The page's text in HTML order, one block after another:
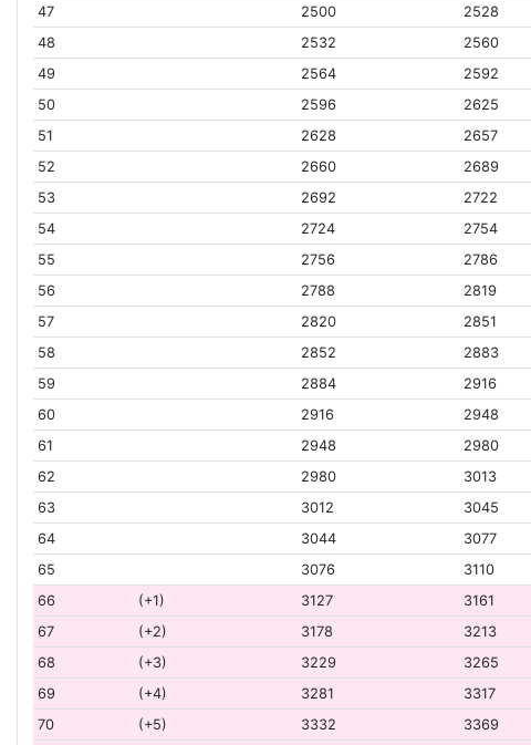
47
2500 2528
48
2532 2560
49
2564 2592
50
2596 2625
51
2628 2657
52
2660 2689
53
2692 2722
54
2724 2754
55
2756 2786
56
2788 2819
57
2820 2851
58
2852 2883
59
2884 2916
60
2916 2948
61
2948 2980
62
2980 3013
63
3012 3045
64
3044 3077
65
3076 3110
66
(+1) 3127 3161
67
(+2) 3178 3213
68
(+3) 3229 3265
69
(+4) 3281 3317
70
(+5) 3332 3369